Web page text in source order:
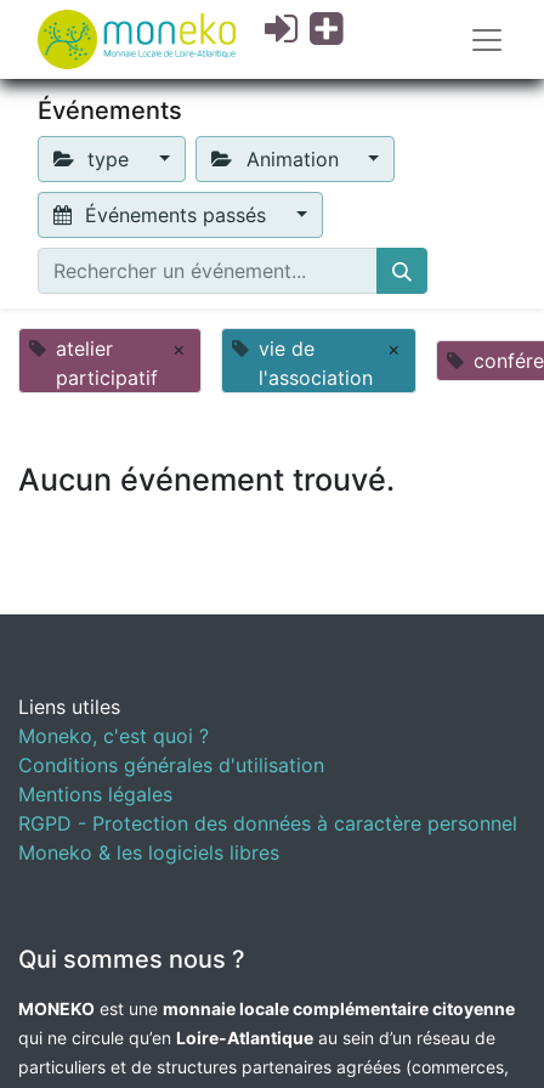
Événements
type Animation
Événements passés
atelier
participatif
×
vie de
l'association
×
Aucun événement trouvé.
Liens utiles
Moneko, c'est quoi ?
Conditions générales d'utilisation
Mentions légales
RGPD - Protection des données à caractère personnel
Moneko & les logiciels libres
Qui sommes nous ?
MONEKO est une monnaie locale complémentaire citoyenne
qui ne circule qu’en Loire-Atlantique au sein d’un réseau de
particuliers et de structures partenaires agréées (commerces,